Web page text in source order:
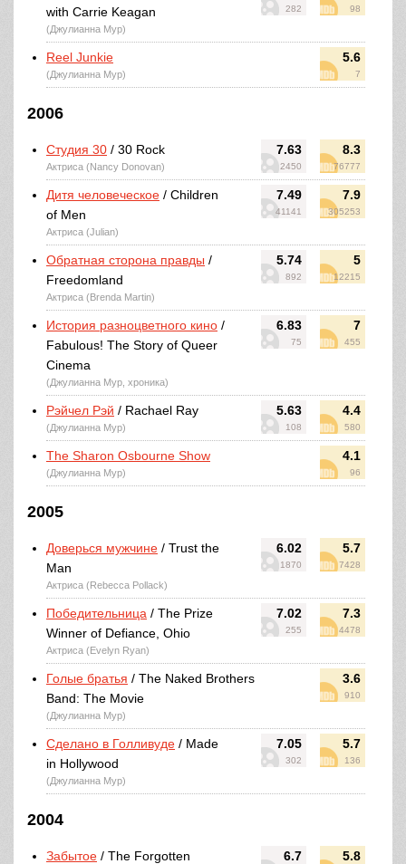
282 98
with Carrie Keagan
(Джулианна Мур)
5.6
7
Reel Junkie
(Джулианна Мур)
2006
7.63
2450
8.3
76777
Студия 30 / 30 Rock
Актриса (Nancy Donovan)
7.49
41141
7.9
305253
Дитя человеческое / Children
of Men
Актриса (Julian)
5.74
892
5
12215
Обратная сторона правды /
Freedomland
Актриса (Brenda Martin)
6.83
75
7
455
История разноцветного кино /
Fabulous! The Story of Queer
Cinema
(Джулианна Мур, хроника)
5.63
108
4.4
580
Рэйчел Рэй / Rachael Ray
(Джулианна Мур)
4.1
96
The Sharon Osbourne Show
(Джулианна Мур)
2005
6.02
1870
5.7
7428
Доверься мужчине / Trust the
Man
Актриса (Rebecca Pollack)
7.02
255
7.3
4478
Победительница / The Prize
Winner of Defiance, Ohio
Актриса (Evelyn Ryan)
3.6
910
Голые братья / The Naked Brothers
Band: The Movie
(Джулианна Мур)
7.05
302
5.7
136
Сделано в Голливуде / Made
in Hollywood
(Джулианна Мур)
2004
6.7 5.8
Забытое / The Forgotten